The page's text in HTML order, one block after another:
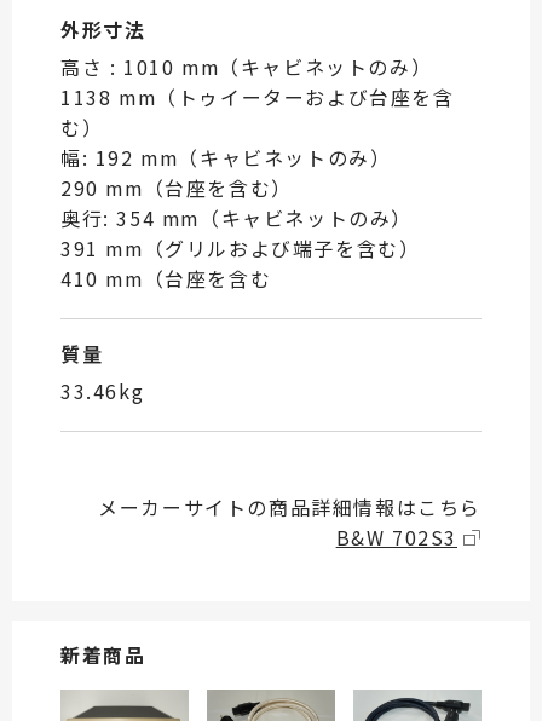
外形寸法
高さ : 1010 mm（キャビネットのみ）
1138 mm（トゥイーターおよび台座を含
む）
幅: 192 mm（キャビネットのみ）
290 mm（台座を含む）
奥行: 354 mm（キャビネットのみ）
391 mm（グリルおよび端子を含む）
410 mm（台座を含む
質量
33.46kg
メーカーサイトの商品詳細情報はこちら
B&W 702S3
新着商品